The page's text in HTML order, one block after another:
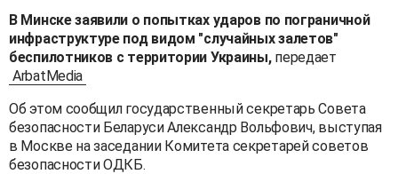
В Минске заявили о попытках ударов по пограничной
инфраструктуре под видом "случайных залетов"
беспилотников с территории Украины,передает
ArbatMedia
Об этом сообщил государственный секретарь Совета
безопасности Беларуси Александр Вольфович, выступая
в Москве на заседании Комитета секретарей советов
безопасности ОДКБ.